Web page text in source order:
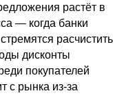
растёт в
— когда банки
расчистить
дисконты
покупателей
с рынка из-за